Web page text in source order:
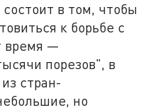
в том, чтобы
к борьбе с
время —
порезов", в
стран-
но